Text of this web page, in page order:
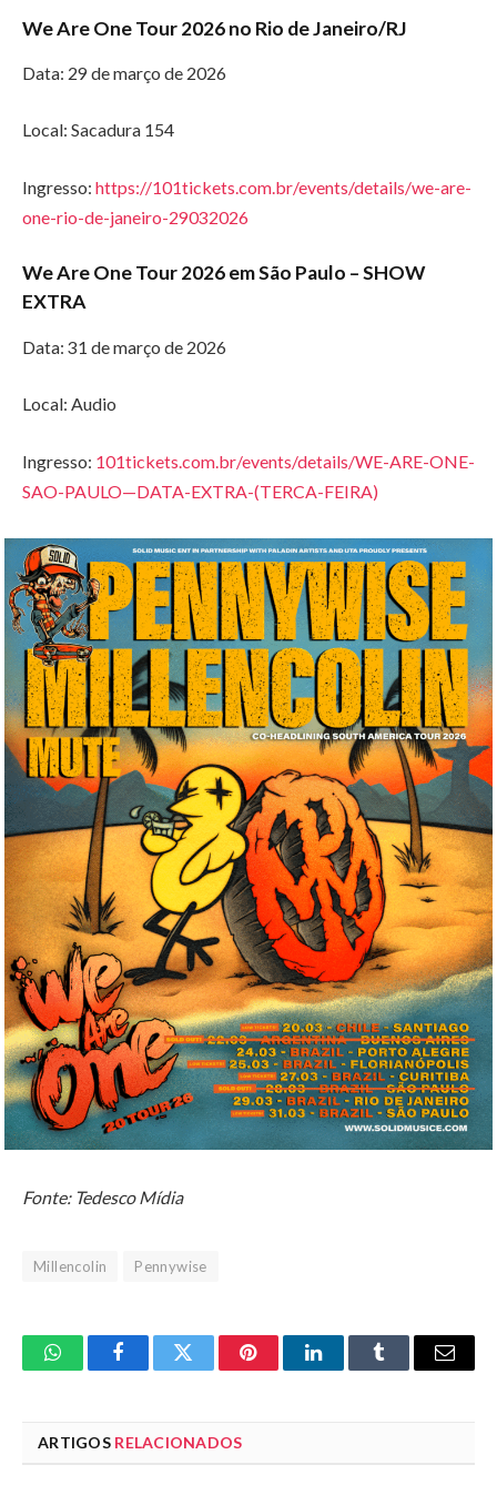
We Are One Tour 2026 no Rio de Janeiro/RJ
Data: 29 de março de 2026
Local: Sacadura 154
Ingresso: https://101tickets.com.br/events/details/we-are-
one-rio-de-janeiro-29032026
We Are One Tour 2026 em São Paulo – SHOW
EXTRA
Data: 31 de março de 2026
Local: Audio
Ingresso: 101tickets.com.br/events/details/WE-ARE-ONE-
SAO-PAULO—DATA-EXTRA-(TERCA-FEIRA)
Fonte: Tedesco Mídia
Millencolin Pennywise
WhatsAppFacebookTwitter PinterestLinkedInTumblr Email
ARTIGOS RELACIONADOS